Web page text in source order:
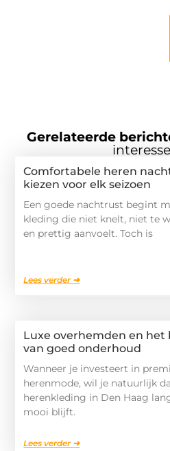
Gerelateerde
Comfortabele heren
kiezen voor elk seizoen
Een goede nachtrust begint
kleding die niet knelt, niet te
en prettig aanvoelt. Toch is
Lees verder ➜
Luxe overhemden en het
van goed onderhoud
Wanneer je investeert in
herenmode, wil je natuurlijk
herenkleding in Den Haag
mooi blijft.
Lees verder ➜